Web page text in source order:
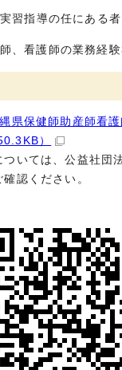
習指導の任にある者
、看護師の業務経験
県保健師助産師看
）
いては、公益社団
認ください。